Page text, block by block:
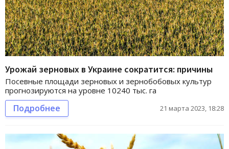
Урожай зерновых в Украине сократится: причины
Посевные площади зерновых и зернобобовых культур
прогнозируются на уровне 10240 тыс. га
Подробнее 21 марта 2023, 18:28